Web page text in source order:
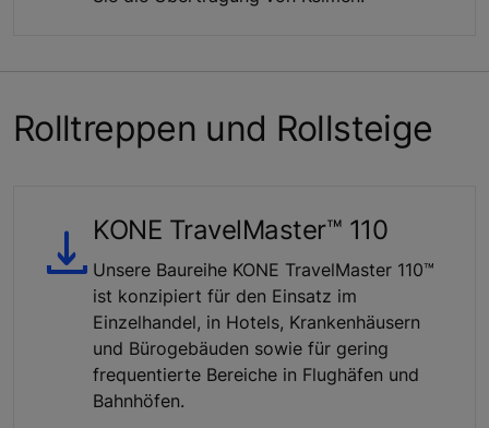
Rolltreppen und Rollsteige
KONE TravelMaster™ 110
Unsere Baureihe KONE TravelMaster 110™
ist konzipiert für den Einsatz im
Einzelhandel, in Hotels, Krankenhäusern
und Bürogebäuden sowie für gering
frequentierte Bereiche in Flughäfen und
Bahnhöfen.